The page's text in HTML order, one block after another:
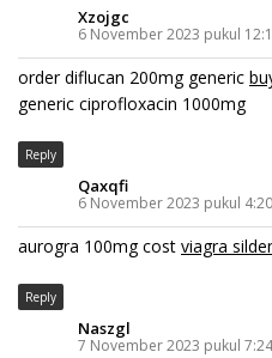
Xzojgc
6 November 2023 pukul
order diflucan 200mg generic
generic ciprofloxacin 1000mg
Reply
Qaxqfi
6 November 2023 pukul
aurogra 100mg cost viagra
Reply
Naszgl
7 November 2023 pukul